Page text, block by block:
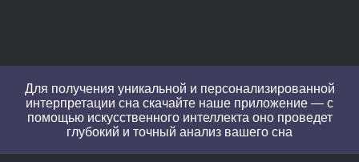
Для получения уникальной и персонализированной
интерпретации сна скачайте наше приложение — с
помощью искусственного интеллекта оно проведет
глубокий и точный анализ вашего сна